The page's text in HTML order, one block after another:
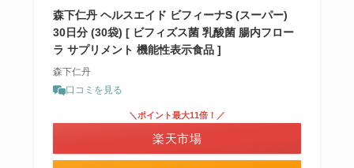
森下仁丹 ヘルスエイド ビフィーナS (スーパー)
30日分 (30袋) [ ビフィズス菌 乳酸菌 腸内フロー
ラ サプリメント 機能性表示食品 ]
森下仁丹
口コミを見る
＼ポイント最大11倍！／
楽天市場